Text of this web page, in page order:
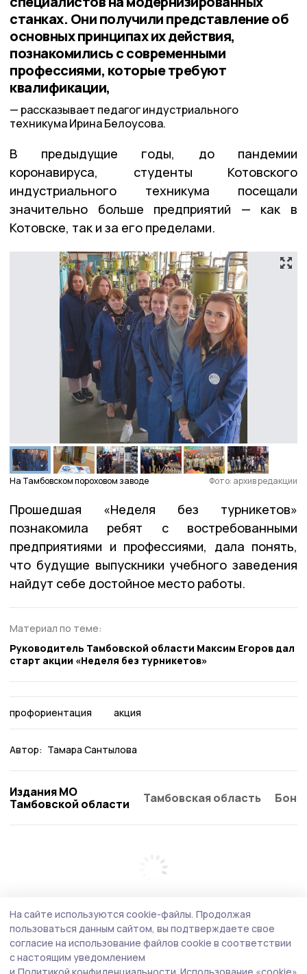
станках. Они получили представление об
основных принципах их действия,
познакомились с современными
профессиями, которые требуют
квалификации,
рассказывает педагог индустриального
техникума Ирина Белоусова.
В предыдущие годы, до пандемии
коронавируса, студенты Котовского
индустриального техникума посещали
значительно больше предприятий — как в
Котовске, так и за его пределами.
На Тамбовском пороховом заводе Фото: архив редакции
Прошедшая «Неделя без турникетов»
познакомила ребят с востребованными
предприятиями и профессиями, дала понять,
что будущие выпускники учебного заведения
найдут себе достойное место работы.
Материал по теме:
Руководитель Тамбовской области Максим Егоров дал
старт акции «Неделя без турникетов»
профориентация акция
Автор: Тамара Сантылова
Издания МО
Тамбовской области
Тамбовская область
На сайте используются cookie-файлы. Продолжая
пользоваться данным сайтом, вы подтверждаете свое
согласие на использование файлов cookie в соответствии
с настоящим уведомлением